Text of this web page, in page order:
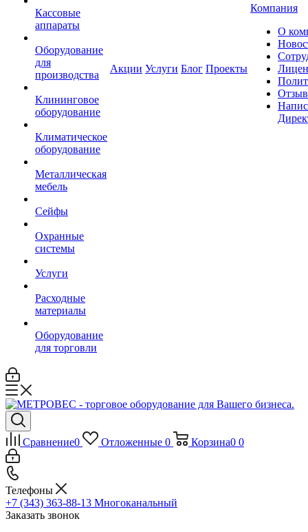
Кассовые
аппараты
Оборудование
для
производства
Клининговое
оборудование
Климатическое
оборудование
Металлическая
мебель
Сейфы
Охранные
системы
Услуги
Расходные
материалы
Оборудование
для торговли
Акции Услуги Блог Проекты
Компания
О
Сравнение0 Отложенные 0 Корзина0 0
Телефоны
+7 (343) 363-88-13 Многоканальный
Заказать звонок